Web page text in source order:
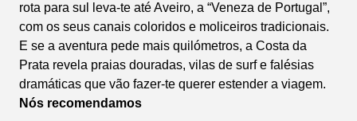
rota para sul leva-te até Aveiro, a “Veneza de Portugal”,
com os seus canais coloridos e moliceiros tradicionais.
E se a aventura pede mais quilómetros, a Costa da
Prata revela praias douradas, vilas de surf e falésias
dramáticas que vão fazer-te querer estender a viagem.
Nós recomendamos